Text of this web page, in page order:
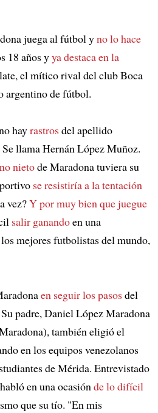
juega al fútbol yno lo hace
18 años yya destaca en la
el mítico rival del club Boca
argentino de fútbol.
hayrastrosdel apellido
llama Hernán López Muñoz.
nietode Maradona tuviera su
se resistiría a la tentación
vez?Y por muy bien que juegue
salir ganandoen una
mejores futbolistas del mundo,
en seguir los pasosdel
padre, Daniel López Maradona
también eligió el
en los equipos venezolanos
de Mérida. Entrevistado
en una ocasiónde lo difícil
que su tío. "En mis